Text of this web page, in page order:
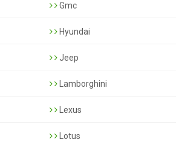
Gmc
Hyundai
Jeep
Lamborghini
Lexus
Lotus